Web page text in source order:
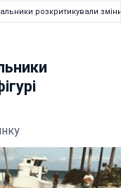
розкритикували зміни